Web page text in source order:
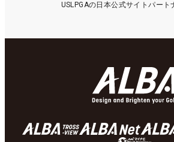
USLPGAの日本公式サイトパート